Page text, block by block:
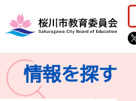
情報を探す